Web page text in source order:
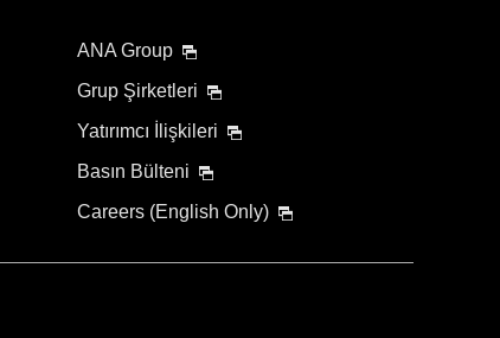
ANA Group
Grup Şirketleri
Yatırımcı İlişkileri
Basın Bülteni
Careers (English Only)